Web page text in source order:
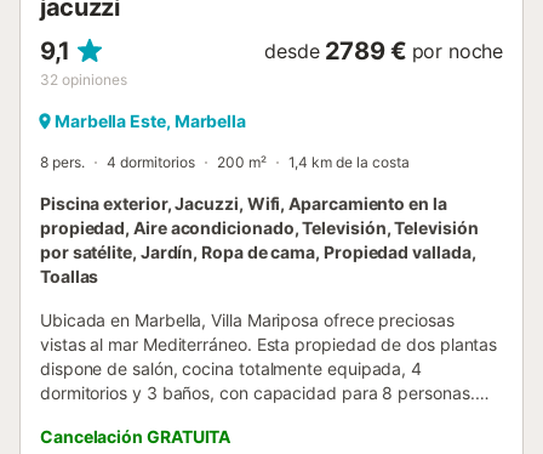
jacuzzi
9,1
32 opiniones
desde 2789 € por noche
Marbella Este, Marbella
8 pers. 4 dormitorios 200 m² 1,4 km de la costa
Piscina exterior, Jacuzzi, Wifi, Aparcamiento en la
propiedad, Aire acondicionado, Televisión, Televisión
por satélite, Jardín, Ropa de cama, Propiedad vallada,
Toallas
Ubicada en Marbella, Villa Mariposa ofrece preciosas
vistas al mar Mediterráneo. Esta propiedad de dos plantas
dispone de salón, cocina totalmente equipada, 4
dormitorios y 3 baños, con capacidad para 8 personas.
velocidad (apto para videollamadas), smart TV con
Cancelación GRATUITA